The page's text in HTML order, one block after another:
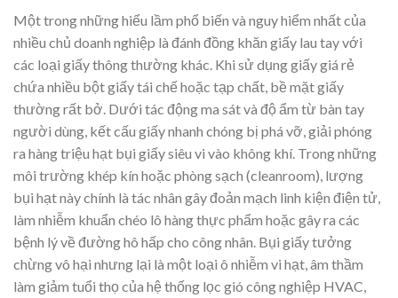
Một trong những hiểu lầm phổ biến và nguy hiểm nhất của
nhiều chủ doanh nghiệp là đánh đồng khăn giấy lau tay với
các loại giấy thông thường khác. Khi sử dụng giấy giá rẻ
chứa nhiều bột giấy tái chế hoặc tạp chất, bề mặt giấy
thường rất bở. Dưới tác động ma sát và độ ẩm từ bàn tay
người dùng, kết cấu giấy nhanh chóng bị phá vỡ, giải phóng
ra hàng triệu hạt bụi giấy siêu vi vào không khí. Trong những
môi trường khép kín hoặc phòng sạch (cleanroom), lượng
bụi hạt này chính là tác nhân gây đoản mạch linh kiện điện tử,
làm nhiễm khuẩn chéo lô hàng thực phẩm hoặc gây ra các
bệnh lý về đường hô hấp cho công nhân. Bụi giấy tưởng
chừng vô hại nhưng lại là một loại ô nhiễm vi hạt, âm thầm
làm giảm tuổi thọ của hệ thống lọc gió công nghiệp HVAC,